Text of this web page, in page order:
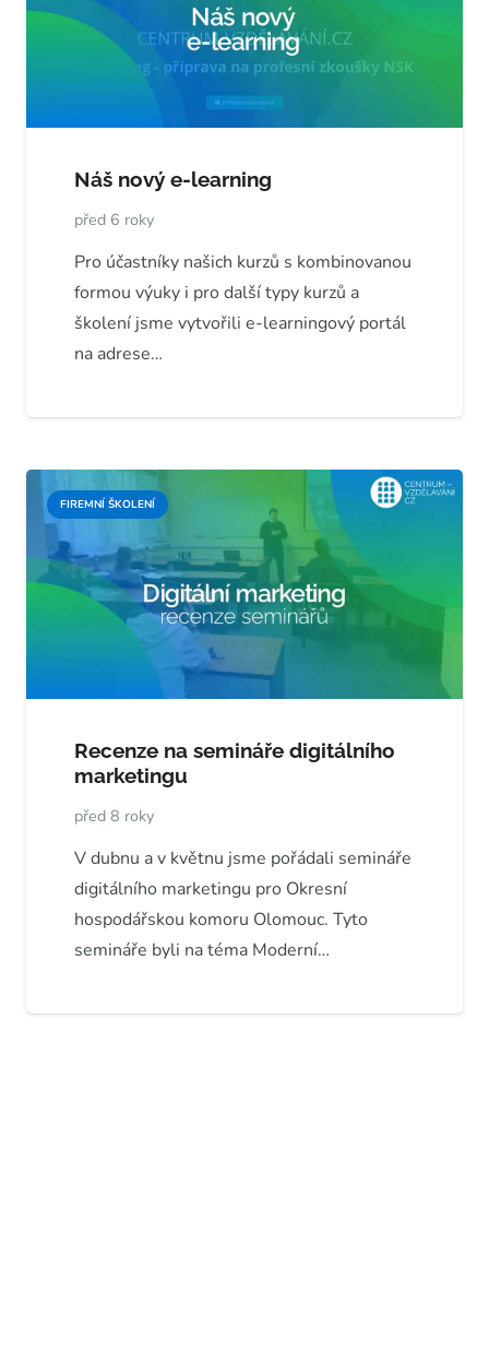
Náš nový e-learning
před 6 roky
Pro účastníky našich kurzů s kombinovanou
formou výuky i pro další typy kurzů a
školení jsme vytvořili e-learningový portál
na adrese…
FIREMNÍ ŠKOLENÍ
Recenze na semináře digitálního
marketingu
před 8 roky
V dubnu a v květnu jsme pořádali semináře
digitálního marketingu pro Okresní
hospodářskou komoru Olomouc. Tyto
semináře byli na téma Moderní…